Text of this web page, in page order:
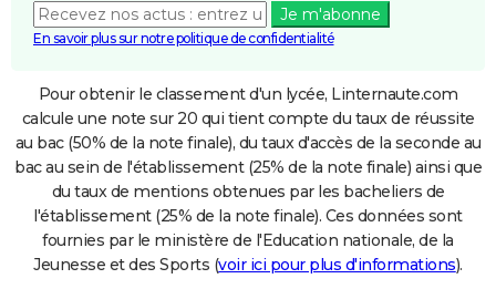
Je m'abonne
En savoir plus sur notre politique de confidentialité
Pour obtenir le classement d'un lycée, Linternaute.com
calcule une note sur 20 qui tient compte du taux de réussite
au bac (50% de la note finale), du taux d'accès de la seconde au
bac au sein de l'établissement (25% de la note finale) ainsi que
du taux de mentions obtenues par les bacheliers de
l'établissement (25% de la note finale). Ces données sont
fournies par le ministère de l'Education nationale, de la
Jeunesse et des Sports (voir ici pour plus d'informations).